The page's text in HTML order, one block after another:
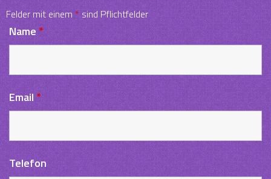
Felder mit einem* sind Pflichtfelder
Name *
Email*
Telefon